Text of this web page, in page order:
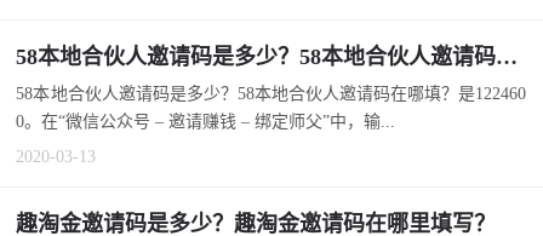
58本地合伙人邀请码是多少？58本地合伙人邀请码在哪填？
58本地合伙人邀请码是多少？58本地合伙人邀请码在哪填？是122460
0。在“微信公众号 – 邀请赚钱 – 绑定师父”中，输...
2020-03-13
趣淘金邀请码是多少？趣淘金邀请码在哪里填写？